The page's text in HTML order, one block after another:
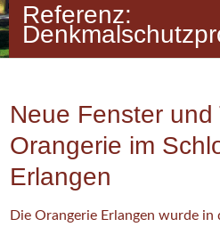
Referenz:
Neue Fenster
Orangerie im
Erlangen
Die Orangerie Erlangen wurde